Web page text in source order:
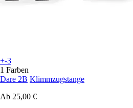
+-3
1 Farben
Dare 2B Klimmzugstange
Ab 25,00 €